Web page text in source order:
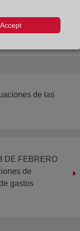
de las
DE FEBRERO
de
gastos
Accept